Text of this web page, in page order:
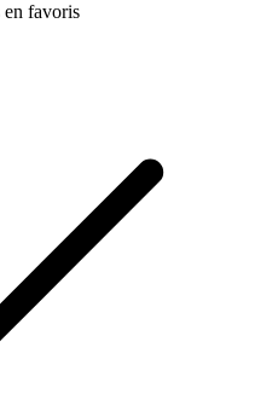
en favoris